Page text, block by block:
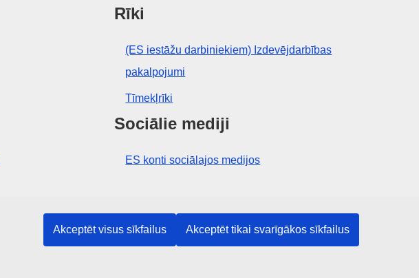
Akceptēt visus sīkfailus Akceptēt tikai svarīgākos sīkfailus
Rīki
(ES iestāžu darbiniekiem) Izdevējdarbības
pakalpojumi
Tīmekļrīki
Sociālie mediji
ES konti sociālajos medijos
Meklēt visas ES iestādes un struktūras